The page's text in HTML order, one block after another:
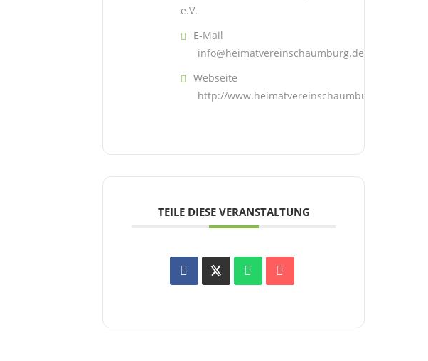
e.V.
E-Mail
info@heimatvereinschaumburg.de
Webseite
http://www.heimatvereinschaumburg.de
TEILE DIESE VERANSTALTUNG